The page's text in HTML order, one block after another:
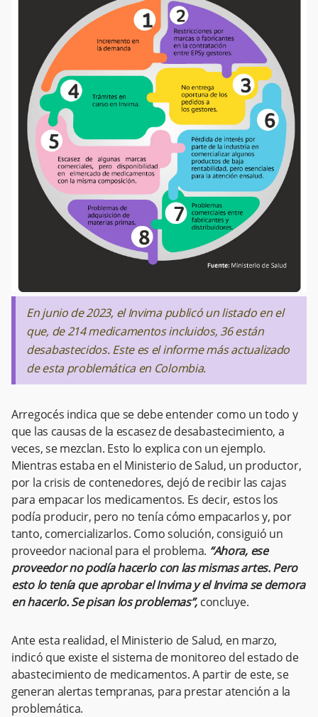
En junio de 2023, el Invima publicó un listado en el
que, de 214 medicamentos incluidos, 36 están
desabastecidos. Este es el informe más actualizado
de esta problemática en Colombia.
Arregocés indica que se debe entender como un todo y
que las causas de la escasez de desabastecimiento, a
veces, se mezclan. Esto lo explica con un ejemplo.
Mientras estaba en el Ministerio de Salud, un productor,
por la crisis de contenedores, dejó de recibir las cajas
para empacar los medicamentos. Es decir, estos los
podía producir, pero no tenía cómo empacarlos y, por
tanto, comercializarlos. Como solución, consiguió un
proveedor nacional para el problema. “Ahora, ese
proveedor no podía hacerlo con las mismas artes. Pero
esto lo tenía que aprobar el Invima y el Invima se demora
en hacerlo. Se pisan los problemas”, concluye.
Ante esta realidad, el Ministerio de Salud, en marzo,
indicó que existe el sistema de monitoreo del estado de
abastecimiento de medicamentos. A partir de este, se
generan alertas tempranas, para prestar atención a la
problemática.